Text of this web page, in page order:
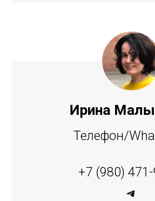
Ирина
Телефон/
+7 (980)